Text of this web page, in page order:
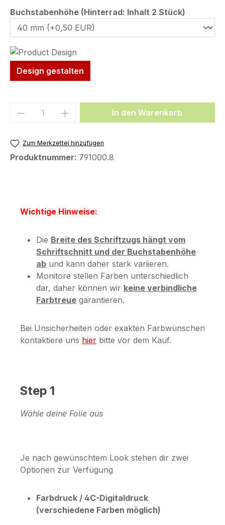
Buchstabenhöhe (Hinterrad: Inhalt 2 Stück)
Design gestalten
Produkt Anzahl: Gib denIn den Warenkorb
Zum Merkzettel hinzufügen
Produktnummer: 791000.8
Wichtige Hinweise:
Die Breite des Schriftzugs hängt vom
Schriftschnitt und der Buchstabenhöhe
ab und kann daher stark variieren.
Monitore stellen Farben unterschiedlich
dar, daher können wir keine verbindliche
Farbtreue garantieren.
Bei Unsicherheiten oder exakten Farbwünschen
kontaktiere uns hier bitte vor dem Kauf.
Step 1
Wähle deine Folie aus
Je nach gewünschtem Look stehen dir zwei
Optionen zur Verfügung
Farbdruck / 4C-Digitaldruck
(verschiedene Farben möglich)